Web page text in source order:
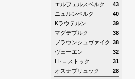
エルフェルスベルク
43
ニュルンベルク
40
Kラウテルン
39
マグデブルク
38
ブラウンシュヴァイク 38
ヴェーエン
32
H･ロストック
31
オスナブリュック
28